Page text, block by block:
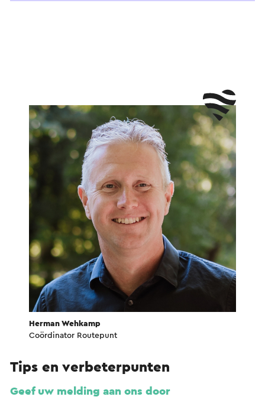
Herman Wehkamp
Coördinator Routepunt
Tips en verbeterpunten
Geef uw melding aan ons door